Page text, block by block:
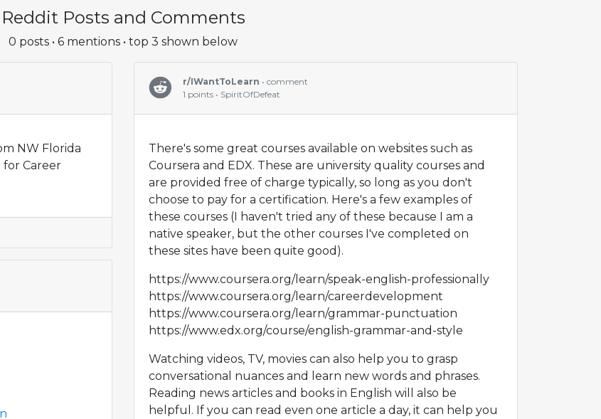
Reddit Posts and Comments
0 posts • 6 mentions • top 3 shown below
NW Florida
for Career
r/IWantToLearn • comment
1 points • SpiritOfDefeat
There's some great courses available on websites such as
Coursera and EDX. These are university quality courses and
are provided free of charge typically, so long as you don't
choose to pay for a certification. Here's a few examples of
these courses (I haven't tried any of these because I am a
native speaker, but the other courses I've completed on
these sites have been quite good).
https://www.coursera.org/learn/speak-english-professionally
https://www.coursera.org/learn/careerdevelopment
https://www.coursera.org/learn/grammar-punctuation
https://www.edx.org/course/english-grammar-and-style
Watching videos, TV, movies can also help you to grasp
conversational nuances and learn new words and phrases.
Reading news articles and books in English will also be
helpful. If you can read even one article a day, it can help you